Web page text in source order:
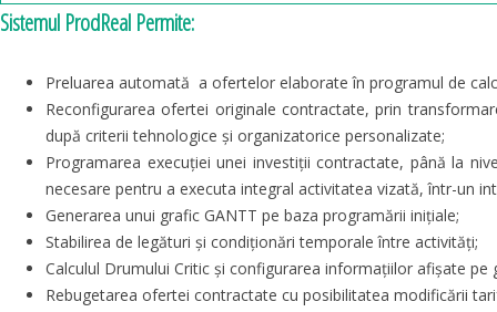
Sistemul ProdReal Permite:
Preluarea automată a ofertelor elaborate în programul de
Reconfigurarea ofertei originale contractate, prin
după criterii tehnologice și organizatorice personalizate;
Programarea execuției unei investiții contractate, până la
necesare pentru a executa integral activitatea vizată, într-un
Generarea unui grafic GANTT pe baza programării inițiale;
Stabilirea de legături și condiționări temporale între activități;
Calculul Drumului Critic și configurarea informațiilor afișate pe
Rebugetarea ofertei contractate cu posibilitatea modificării